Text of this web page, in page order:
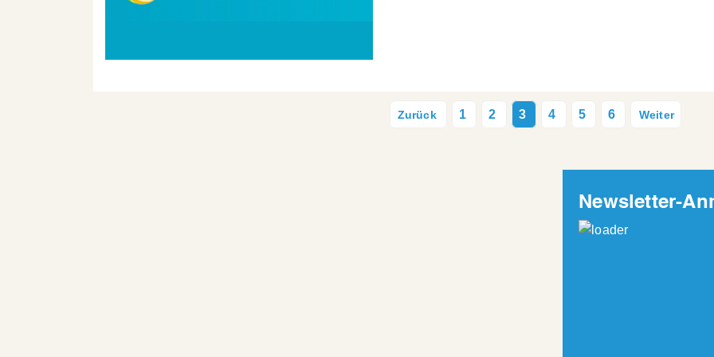
Page
1 Page
2
Aktuelle
Seite
3 Page
4 Page
5 Page
6
Newsletter-